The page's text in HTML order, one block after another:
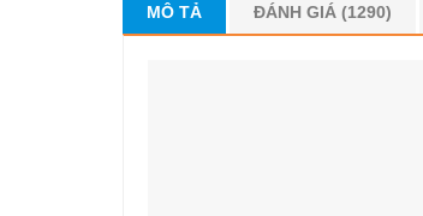
MÔ TẢ ĐÁNH GIÁ (1290)